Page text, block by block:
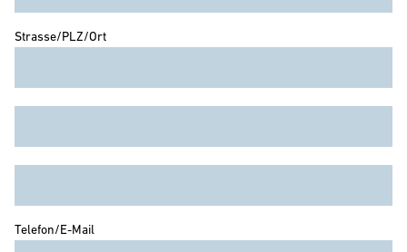
Strasse/PLZ/Ort
Telefon/E-Mail